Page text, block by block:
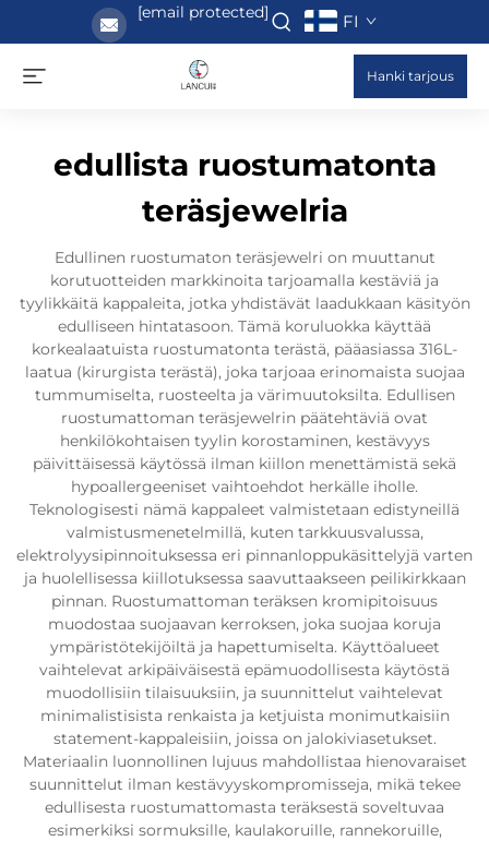
[email protected] FI
Hanki tarjous
edullista ruostumatonta
teräsjewelria
Edullinen ruostumaton teräsjewelri on muuttanut
korutuotteiden markkinoita tarjoamalla kestäviä ja
tyylikkäitä kappaleita, jotka yhdistävät laadukkaan käsityön
edulliseen hintatasoon. Tämä koruluokka käyttää
korkealaatuista ruostumatonta terästä, pääasiassa 316L-
laatua (kirurgista terästä), joka tarjoaa erinomaista suojaa
tummumiselta, ruosteelta ja värimuutoksilta. Edullisen
ruostumattoman teräsjewelrin päätehtäviä ovat
henkilökohtaisen tyylin korostaminen, kestävyys
päivittäisessä käytössä ilman kiillon menettämistä sekä
hypoallergeeniset vaihtoehdot herkälle iholle.
Teknologisesti nämä kappaleet valmistetaan edistyneillä
valmistusmenetelmillä, kuten tarkkuusvalussa,
elektrolyysipinnoituksessa eri pinnanloppukäsittelyjä varten
ja huolellisessa kiillotuksessa saavuttaakseen peilikirkkaan
pinnan. Ruostumattoman teräksen kromipitoisuus
muodostaa suojaavan kerroksen, joka suojaa koruja
ympäristötekijöiltä ja hapettumiselta. Käyttöalueet
vaihtelevat arkipäiväisestä epämuodollisesta käytöstä
muodollisiin tilaisuuksiin, ja suunnittelut vaihtelevat
minimalistisista renkaista ja ketjuista monimutkaisiin
statement-kappaleisiin, joissa on jalokiviasetukset.
Materiaalin luonnollinen lujuus mahdollistaa hienovaraiset
suunnittelut ilman kestävyyskompromisseja, mikä tekee
edullisesta ruostumattomasta teräksestä soveltuvaa
esimerkiksi sormuksille, kaulakoruille, rannekoruille,